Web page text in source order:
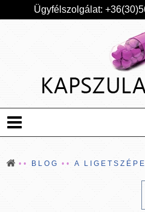
Ügyfélszolgálat:
BLOG A